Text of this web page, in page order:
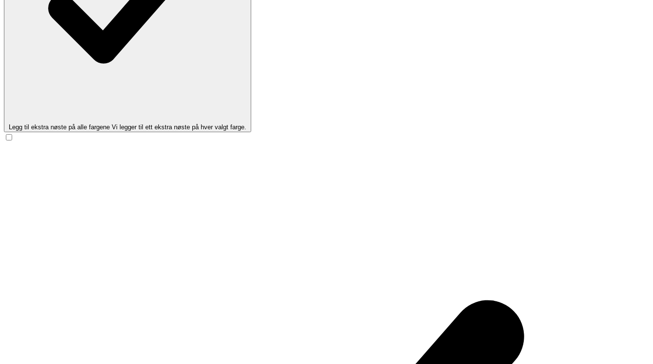
Legg til ekstra nøste på alle fargene Vi legger til ett ekstra nøste på hver valgt farge.